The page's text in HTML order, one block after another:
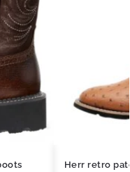
Herr retro